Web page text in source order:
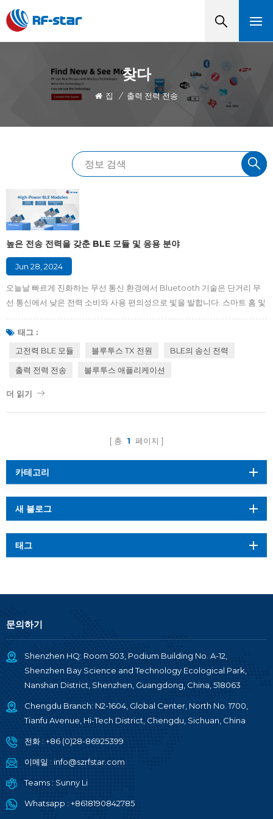
찾다
집 / 출력 전력 전송
높은 전송 전력을 갖춘 BLE 모듈 및 응용 분야
Jun 28, 2024
오늘날 빠르게 진화하는 무선 통신 환경에서 Bluetooth 기술은 단거리 무
선 통신에서 낮은 전력 소비와 사용 편의성으로 빛을 발합니다. 스마트 홈 및
Industry 4.0과 같은 새로운 애플리케이션이 등장함에 따라 이러한 스마트
장치는 긴급하게 장거리를 커버 하고 BLE 무선을 통해 안정적인 연결을 얻
습니다 . 더 넓은 범위의 무선 통신 요구를 충족하기 위해 전송 출력 전력이
한 규제 기관에서는 BLE 무선 장치의 전송 전력을 제한합니다. 일반적으로
모든 표준에서 2.4GHz 대역 장치의 최대 전송 전력은 약 100mW(20dBm)
태그 :
고전력 BLE 모듈
블루투스 TX 전원
BLE의 송신 전력
출력 전력 전송
블루투스 애플리케이션
더 읽기
총 1 페이지
카테고리
새 블로그
태그
문의하기
Shenzhen HQ: Room 503, Podium Building No. A-12,
Shenzhen Bay Science and Technology Ecological Park,
Nanshan District, Shenzhen, Guangdong, China, 518063
Chengdu Branch: N2-1604, Global Center, North No. 1700,
Tianfu Avenue, Hi-Tech District, Chengdu, Sichuan, China
전화 : +86 (0)28-86925399
이메일 : info@szrfstar.com
Teams : Sunny Li
Whatsapp : +8618190842785